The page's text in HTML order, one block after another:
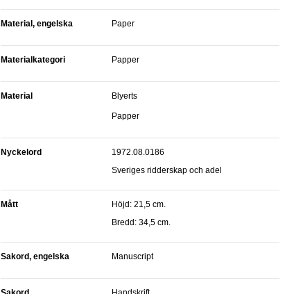
Material, engelska paper
Materialkategori papper
Material blyerts
papper
Nyckelord
1972.08.0186
Sveriges ridderskap och adel
Mått
Höjd: 21,5 cm.
Bredd: 34,5 cm.
Sakord, engelska manuscript